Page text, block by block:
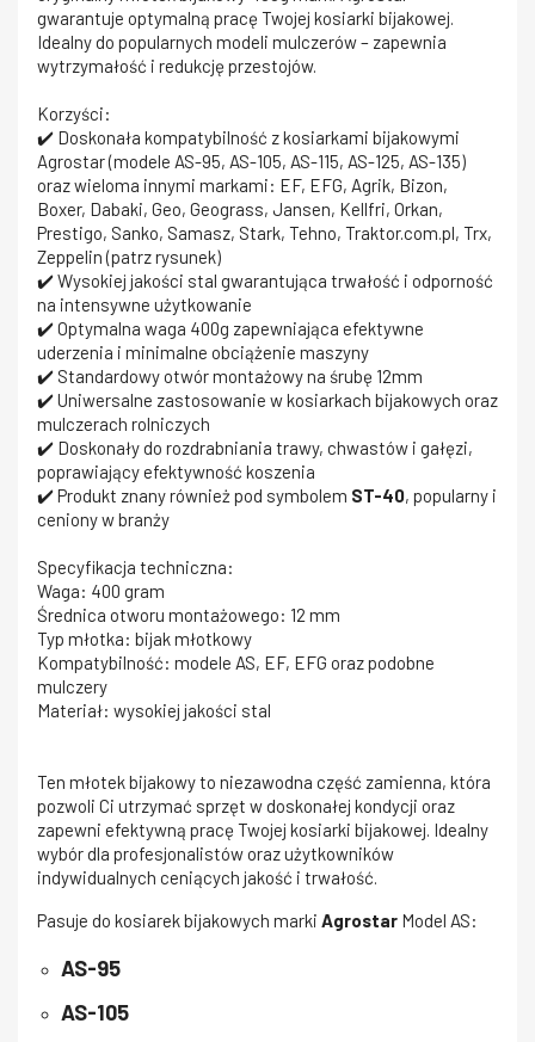
gwarantuje optymalną pracę Twojej kosiarki bijakowej.
Idealny do popularnych modeli mulczerów – zapewnia
wytrzymałość i redukcję przestojów.
Korzyści:
✔️ Doskonała kompatybilność z kosiarkami bijakowymi
Agrostar (modele AS-95, AS-105, AS-115, AS-125, AS-135)
oraz wieloma innymi markami: EF, EFG, Agrik, Bizon,
Boxer, Dabaki, Geo, Geograss, Jansen, Kellfri, Orkan,
Prestigo, Sanko, Samasz, Stark, Tehno, Traktor.com.pl, Trx,
Zeppelin (patrz rysunek)
✔️ Wysokiej jakości stal gwarantująca trwałość i odporność
na intensywne użytkowanie
✔️ Optymalna waga 400g zapewniająca efektywne
uderzenia i minimalne obciążenie maszyny
✔️ Standardowy otwór montażowy na śrubę 12mm
✔️ Uniwersalne zastosowanie w kosiarkach bijakowych oraz
mulczerach rolniczych
✔️ Doskonały do rozdrabniania trawy, chwastów i gałęzi,
poprawiający efektywność koszenia
✔️ Produkt znany również pod symbolem ST-40, popularny i
ceniony w branży
Specyfikacja techniczna:
Waga: 400 gram
Średnica otworu montażowego: 12 mm
Typ młotka: bijak młotkowy
Kompatybilność: modele AS, EF, EFG oraz podobne
mulczery
Materiał: wysokiej jakości stal
Ten młotek bijakowy to niezawodna część zamienna, która
pozwoli Ci utrzymać sprzęt w doskonałej kondycji oraz
zapewni efektywną pracę Twojej kosiarki bijakowej. Idealny
wybór dla profesjonalistów oraz użytkowników
indywidualnych ceniących jakość i trwałość.
Pasuje do kosiarek bijakowych marki Agrostar Model AS:
AS-95
AS-105